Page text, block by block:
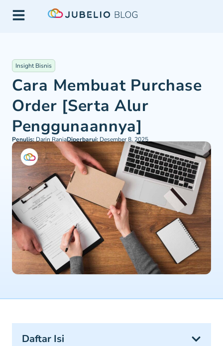
Insight Bisnis
Cara Membuat Purchase
Order [Serta Alur
Penggunaannya]
Penulis: Darin RaniaDiperbarui: Desember 8, 2025
Daftar Isi